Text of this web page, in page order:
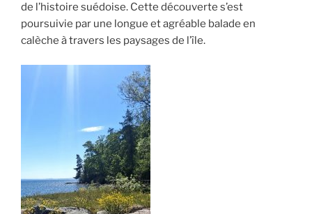
de l’histoire suédoise. Cette découverte s’est
poursuivie par une longue et agréable balade en
calèche à travers les paysages de l’île.